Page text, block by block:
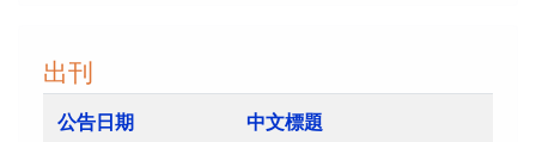
出刊
公告日期 中文標題